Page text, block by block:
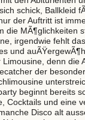
schick, Ballkleid
der Auftritt ist
die MÃ¶glichkeiten
irgendwie fehlt
und
denn die
der
beginnt bereits
Cocktails und eine
Disco alt